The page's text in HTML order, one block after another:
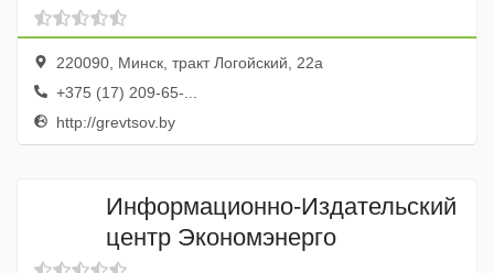
агентство Гревцова
220090, Минск, тракт Логойский, 22а
+375 (17) 209-65-...
http://grevtsov.by
Информационно-Издательский
центр Экономэнерго